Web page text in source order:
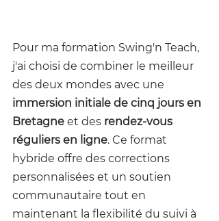
Pour ma formation Swing'n Teach,
j'ai choisi de combiner le meilleur
des deux mondes avec une
immersion initiale de cinq jours en
Bretagne et des rendez-vous
réguliers en ligne. Ce format
hybride offre des corrections
personnalisées et un soutien
communautaire tout en
maintenant la flexibilité du suivi à